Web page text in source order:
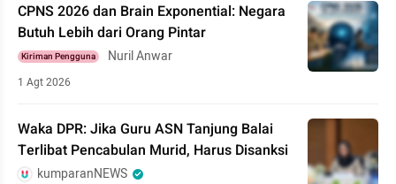
CPNS 2026 dan Brain Exponential: Negara
Butuh Lebih dari Orang Pintar
Kiriman Pengguna Nuril Anwar
1 Agt 2026
Waka DPR: Jika Guru ASN Tanjung Balai
Terlibat Pencabulan Murid, Harus Disanksi
kumparanNEWS